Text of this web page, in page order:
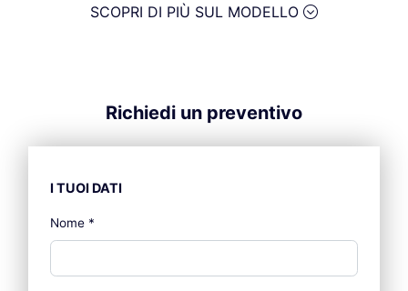
SCOPRI DI PIÙ SUL MODELLO
Richiedi un preventivo
I TUOI DATI
Nome *